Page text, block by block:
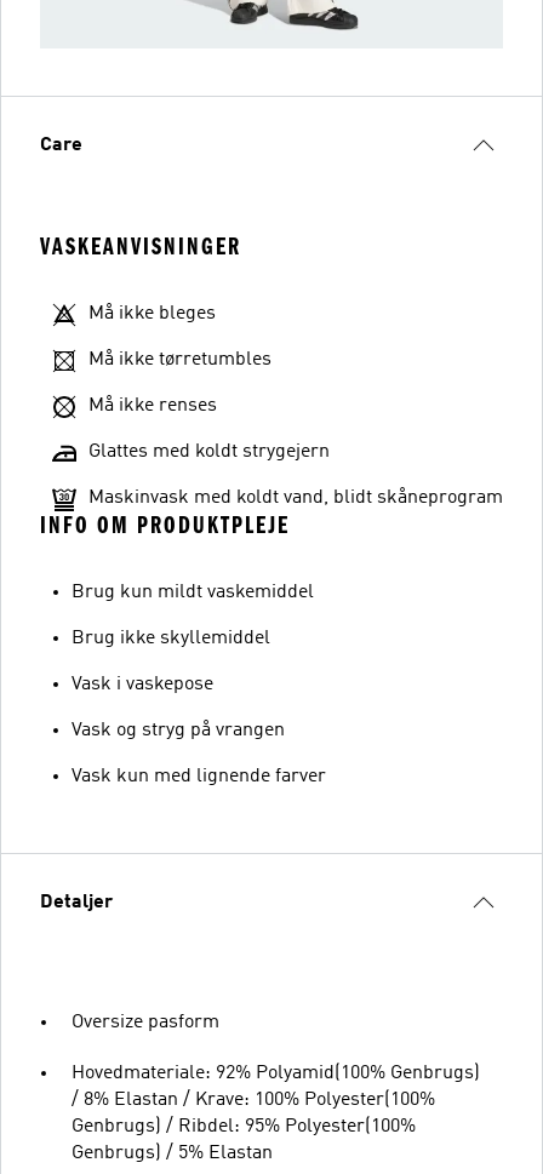
Care
VASKEANVISNINGER
Må ikke bleges
Må ikke tørretumbles
Må ikke renses
Glattes med koldt strygejern
Maskinvask med koldt vand, blidt skåneprogram
INFO OM PRODUKTPLEJE
Brug kun mildt vaskemiddel
Brug ikke skyllemiddel
Vask i vaskepose
Vask og stryg på vrangen
Vask kun med lignende farver
Detaljer
Oversize pasform
Hovedmateriale: 92% Polyamid(100% Genbrugs)
/ 8% Elastan / Krave: 100% Polyester(100%
Genbrugs) / Ribdel: 95% Polyester(100%
Genbrugs) / 5% Elastan